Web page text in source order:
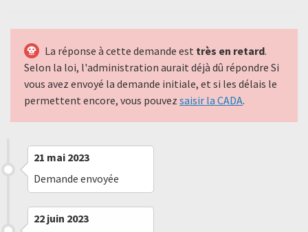
La réponse à cette demande est très en retard.
Selon la loi, l'administration aurait déjà dû répondre Si
vous avez envoyé la demande initiale, et si les délais le
permettent encore, vous pouvez saisir la CADA.
21 mai 2023
Demande envoyée
22 juin 2023